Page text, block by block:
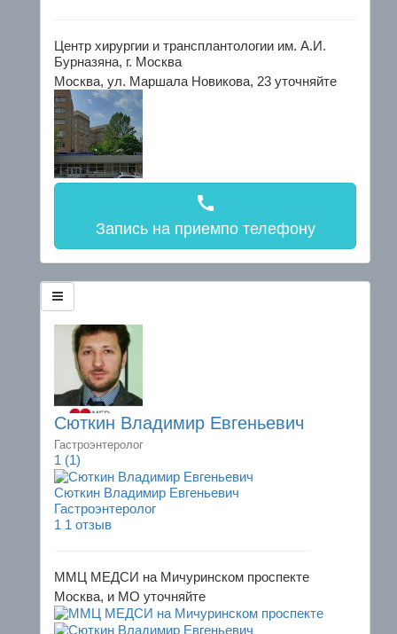
Центр хирургии и трансплантологии им. А.И.
Бурназяна, г. Москва
Москва, ул. Маршала Новикова, 23 уточняйте
call
Запись на приемпо телефону
Сюткин Владимир Евгеньевич
Гастроэнтеролог
1 (1)
Сюткин Владимир Евгеньевич
Гастроэнтеролог
1 1 отзыв
ММЦ МЕДСИ на Мичуринском проспекте
Москва, и МО уточняйте